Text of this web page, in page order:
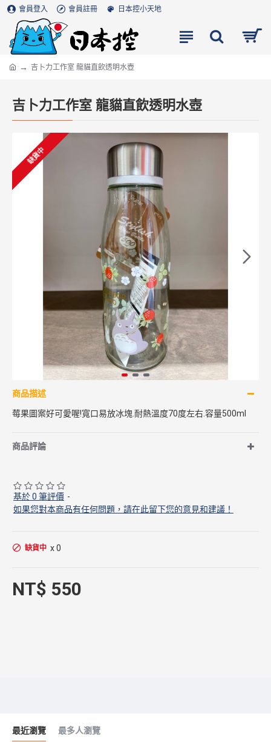
會員登入 會員註冊 日本控小天地
吉卜力工作室 龍貓直飲透明水壺
吉卜力工作室 龍貓直飲透明水壺
缺貨中
商品描述
莓果圖案好可愛喔!寬口易放冰塊.耐熱溫度70度左右.容量500ml
商品評論
基於 0 筆評價 -
如果您對本商品有任何問題，請在此留下您的意見和建議！
NT$ 550
缺貨中 x 0
最近瀏覽 最多人瀏覽